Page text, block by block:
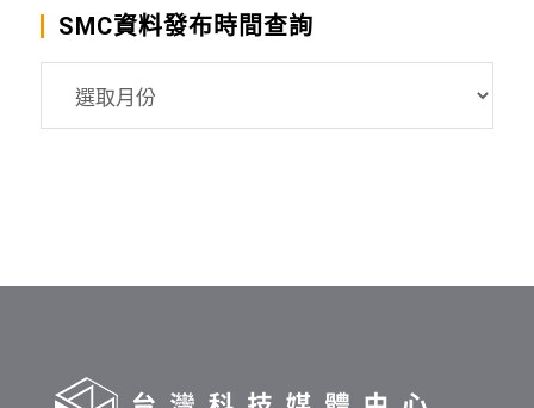
SMC資料發布時間查詢